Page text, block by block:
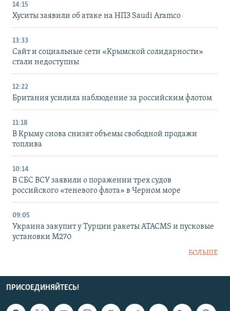
14:15
Хуситы заявили об атаке на НПЗ Saudi Aramco
13:33
Сайт и социальные сети «Крымской солидарности»
стали недоступны
12:22
Британия усилила наблюдение за российским флотом
11:18
В Крыму снова снизят объемы свободной продажи
топлива
10:14
В СБС ВСУ заявили о поражении трех судов
российского «теневого флота» в Черном море
09:05
Украина закупит у Турции ракеты ATACMS и пусковые
установки M270
БОЛЬШЕ
ПРИСОЕДИНЯЙТЕСЬ!